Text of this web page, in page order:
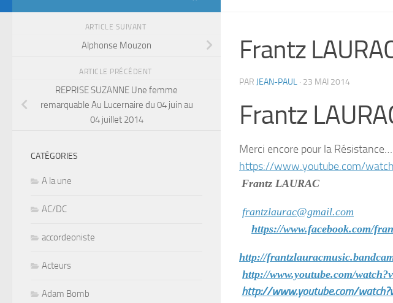
Frantz
PAR JEAN-PAUL · 23 MAI 2014
Frantz
Merci encore pour la Résistance…
https://www.youtube.com/
Frantz LAURAC
frantzlaurac@gmail.com
https://www.facebook.com/
http://
http://www.youtube.com/
http://www.youtube.com/
ARTICLE SUIVANT
Alphonse Mouzon
ARTICLE PRÉCÉDENT
REPRISE SUZANNE Une femme
remarquable Au Lucernaire du 04 juin au
04 juillet 2014
CATÉGORIES
A la une
AC/DC
accordeoniste
Acteurs
Adam Bomb